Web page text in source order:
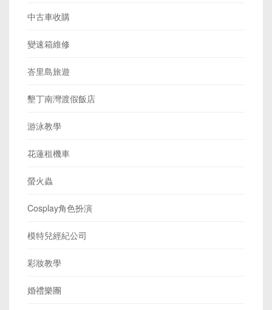
中古車收購
變速箱維修
峇里島旅遊
墾丁南灣渡假飯店
游泳教學
花蓮租機車
螢火蟲
Cosplay角色扮演
模特兒經紀公司
彩妝教學
婚禮樂團